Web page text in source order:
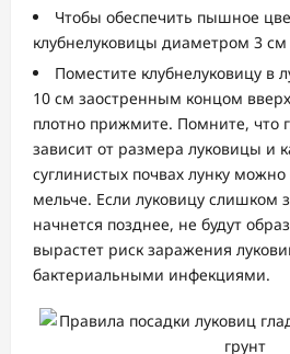
Чтобы обеспечить пышное
клубнелуковицы диаметром 3
Поместите клубнелуковицу в
10 см заостренным концом
плотно прижмите. Помните, что
зависит от размера луковицы и
суглинистых почвах лунку
мельче. Если луковицу слишком
начнется позднее, не будут
вырастет риск заражения
бактериальными инфекциями.